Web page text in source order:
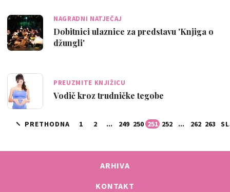
NAGRADNI NATJEČAJ
Dobitnici ulaznice za predstavu 'Knjiga o
džungli'
PREUZMITE KNJIŽICU
Vodič kroz trudničke tegobe
PRETHODNA 1 2 ... 249 250 251 252 ... 262 263
ARHIVA
KONTAKT